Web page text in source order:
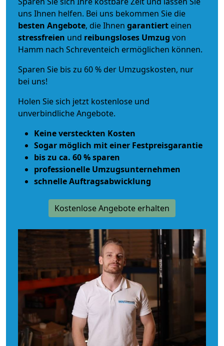
uns Ihnen helfen. Bei uns bekommen Sie die
besten Angebote, die Ihnen garantiert einen
stressfreien und reibungsloses Umzug von
Hamm nach Schreventeich ermöglichen können.
Sparen Sie bis zu 60 % der Umzugskosten, nur
bei uns!
Holen Sie sich jetzt kostenlose und
unverbindliche Angebote.
Keine versteckten Kosten
Sogar möglich mit einer Festpreisgarantie
bis zu ca. 60 % sparen
professionelle Umzugsunternehmen
schnelle Auftragsabwicklung
Kostenlose Angebote erhalten